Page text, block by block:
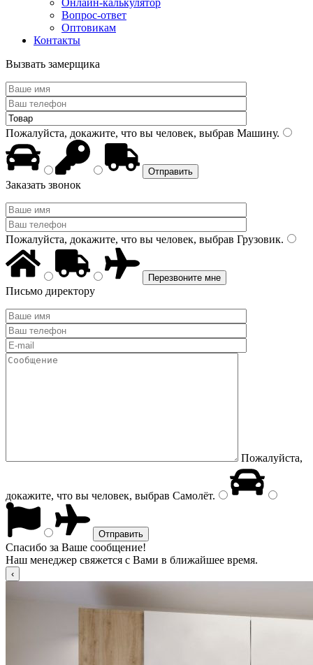
Онлайн-калькулятор
Вопрос-ответ
Оптовикам
Контакты
Вызвать замерщика
Пожалуйста, докажите, что вы человек, выбрав Машину.
Заказать звонок
Пожалуйста, докажите, что вы человек, выбрав Грузовик.
Письмо директору
Пожалуйста,
докажите, что вы человек, выбрав Самолёт.
Спасибо за Ваше сообщение!
Наш менеджер свяжется с Вами в ближайшее время.